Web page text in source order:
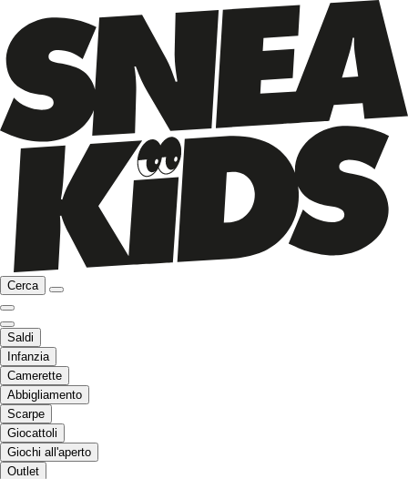
Cerca
Saldi
Infanzia
Camerette
Abbigliamento
Scarpe
Giocattoli
Giochi all'aperto
Outlet